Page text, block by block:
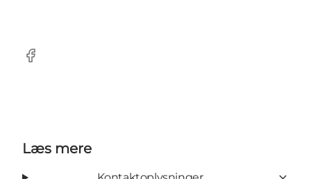
Facebook
Læs mere